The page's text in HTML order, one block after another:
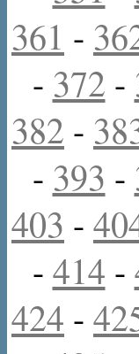
361 -
- 372 -
382 -
- 393 -
403 -
- 414 -
424 -